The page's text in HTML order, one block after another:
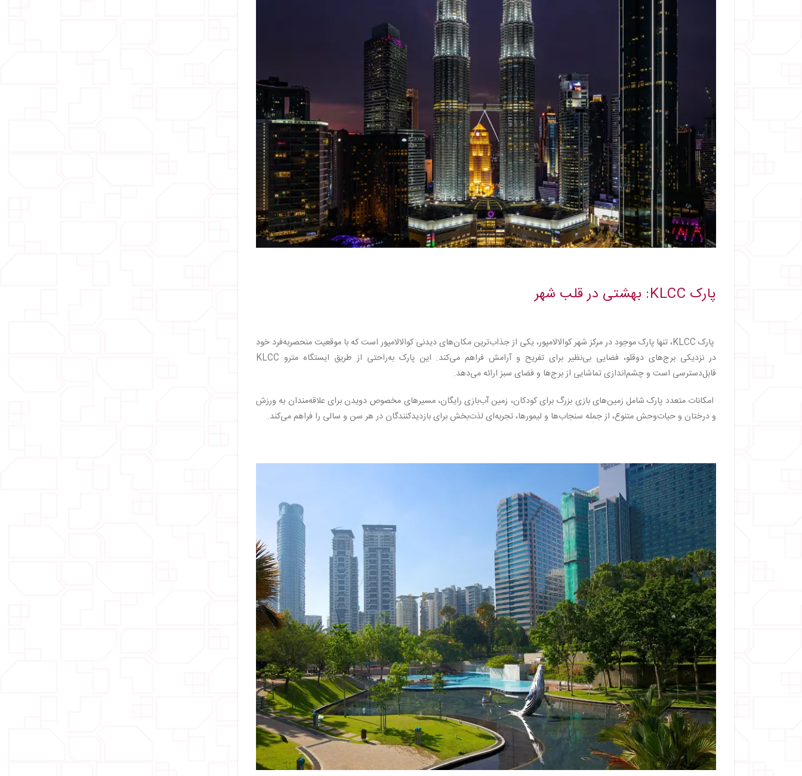
پارک KLCC: بهشتی در قلب شهر
پارک KLCC، تنها پارک موجود در مرکز شهر کوالالامپور، یکی از جذاب‌ترین مکان‌های دیدنی کوالالامپور است که با موقعیت منحصربه‌فرد خود
در نزدیکی برج‌های دوقلو، فضایی بی‌نظیر برای تفریح و آرامش فراهم می‌کند. این پارک به‌راحتی از طریق ایستگاه مترو KLCC
قابل‌دسترسی است و چشم‌اندازی تماشایی از برج‌ها و فضای سبز ارائه می‌دهد.
امکانات متعدد پارک شامل زمین‌های بازی بزرگ برای کودکان، زمین آب‌بازی رایگان، مسیرهای مخصوص دویدن برای علاقه‌مندان به ورزش
و درختان و حیات‌وحش متنوع، از جمله سنجاب‌ها و لیمورها، تجربه‌ای لذت‌بخش برای بازدیدکنندگان در هر سن و سالی را فراهم می‌کند.